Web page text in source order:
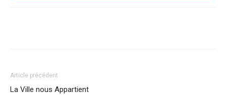
Article précédent
La Ville nous Appartient